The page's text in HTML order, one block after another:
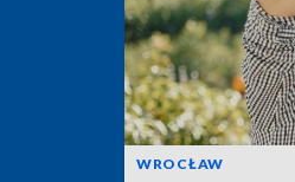
WROCŁAW